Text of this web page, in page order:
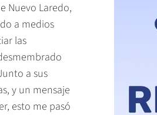
Nuevo Laredo,
a medios
las
a sus
y un mensaje
esto me pasó